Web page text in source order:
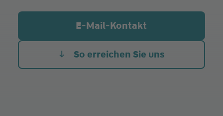
08:00 - 12:00
Beratung nach persönlicher Vereinbarung
E-Mail-Kontakt
So erreichen Sie uns